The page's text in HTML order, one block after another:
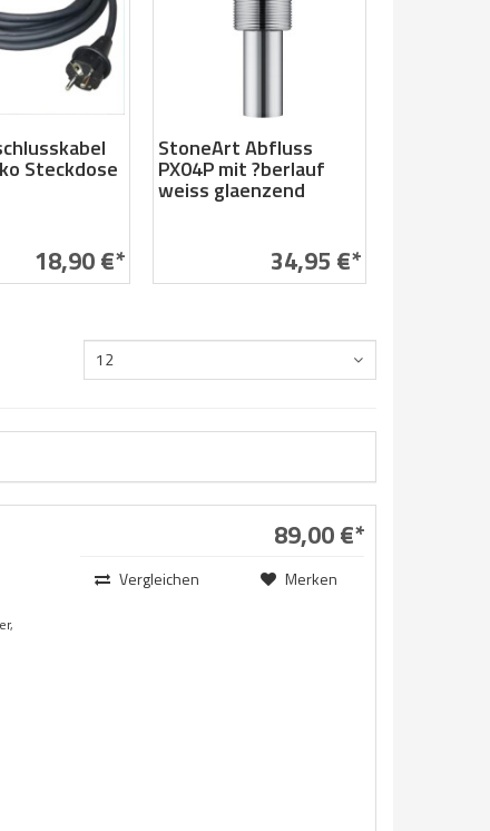
Steckdose
18,90 €*
StoneArt Abfluss
PX04P mit ?berlauf
weiss glaenzend
34,95 €*
12
89,00 €*
Vergleichen Merken